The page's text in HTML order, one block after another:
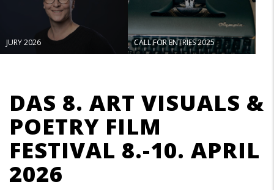
JURY 2026 CALL FOR ENTRIES 2025
DAS 8. ART VISUALS &
POETRY FILM
FESTIVAL 8.-10. APRIL
2026